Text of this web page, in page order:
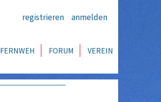
registrieren anmelden
FERNWEH FORUM VEREIN